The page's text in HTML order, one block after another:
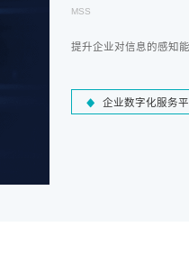
MSS
提升企业对信息的感知
企业数字化服务